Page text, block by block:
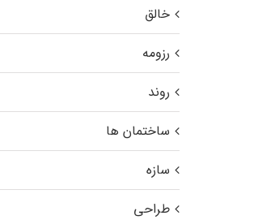
خالق
رزومه
روند
ساختمان ها
سازه
طراحی